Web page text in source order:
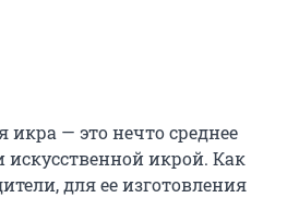
икра — это нечто среднее
икрой. Как
для ее изготовления